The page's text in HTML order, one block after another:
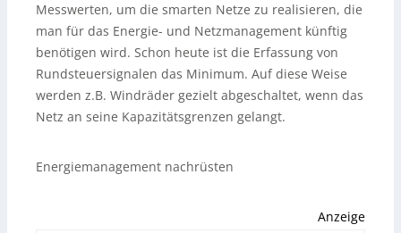
Messwerten, um die smarten Netze zu realisieren, die
man für das Energie- und Netzmanagement künftig
benötigen wird. Schon heute ist die Erfassung von
Rundsteuersignalen das Minimum. Auf diese Weise
werden z.B. Windräder gezielt abgeschaltet, wenn das
Netz an seine Kapazitätsgrenzen gelangt.
Energiemanagement nachrüsten
Anzeige